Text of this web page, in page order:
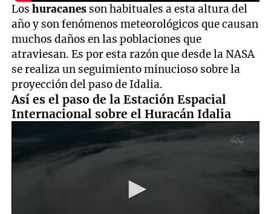
Loshuracanes son habituales a esta altura del
año y son fenómenos meteorológicos que causan
muchos daños en las poblaciones que
atraviesan. Es por esta razón que desde la NASA
se realiza un seguimiento minucioso sobre la
proyección del paso de Idalia.
Así es el paso de la Estación Espacial
Internacional sobre el Huracán Idalia